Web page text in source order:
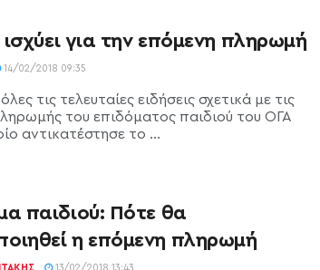
ισχύει για την επόμενη πληρωμή
14/02/2018 09:35
τις τελευταίες ειδήσεις σχετικά με τις
του επιδόματος παιδιού του ΟΓΑ
αντικατέστησε το ...
παιδιού: Πότε θα
η επόμενη πληρωμή
13/02/2018 13:43